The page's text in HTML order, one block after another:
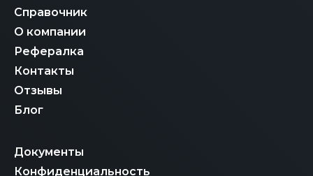
Справочник
О компании
Рефералка
Контакты
Отзывы
Блог
Документы
Конфиденциальность